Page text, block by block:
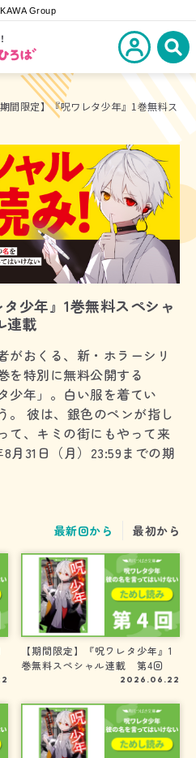
Group
新規会員登
検
期間限定】『呪ワレタ少年』1巻無料ス
タ少年』1巻無料スペシャ
連載
がおくる、新・ホラーシリ
を特別に無料公開する
年」。白い服を着てい
。 彼は、銀色のペンが指し
て、キミの街にもやって来
31日（月）23:59までの期
最新回から 最初から
【期間限定】『呪ワレタ少年』1
巻無料スペシャル連載 第4回
2026.06.22